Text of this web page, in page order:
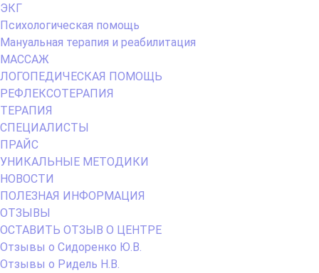
ЭКГ
Психологическая помощь
Мануальная терапия и реабилитация
МАССАЖ
ЛОГОПЕДИЧЕСКАЯ ПОМОЩЬ
РЕФЛЕКСОТЕРАПИЯ
ТЕРАПИЯ
СПЕЦИАЛИСТЫ
ПРАЙС
УНИКАЛЬНЫЕ МЕТОДИКИ
НОВОСТИ
ПОЛЕЗНАЯ ИНФОРМАЦИЯ
ОТЗЫВЫ
ОСТАВИТЬ ОТЗЫВ О ЦЕНТРЕ
Отзывы о Сидоренко Ю.В.
Отзывы о Ридель Н.В.